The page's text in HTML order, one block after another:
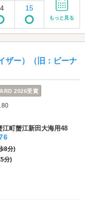
15
もっと見る
ザー）（旧：ビーナ
2026受賞
星のうち4.5
江町蟹江新田大海用48
8分)
分)